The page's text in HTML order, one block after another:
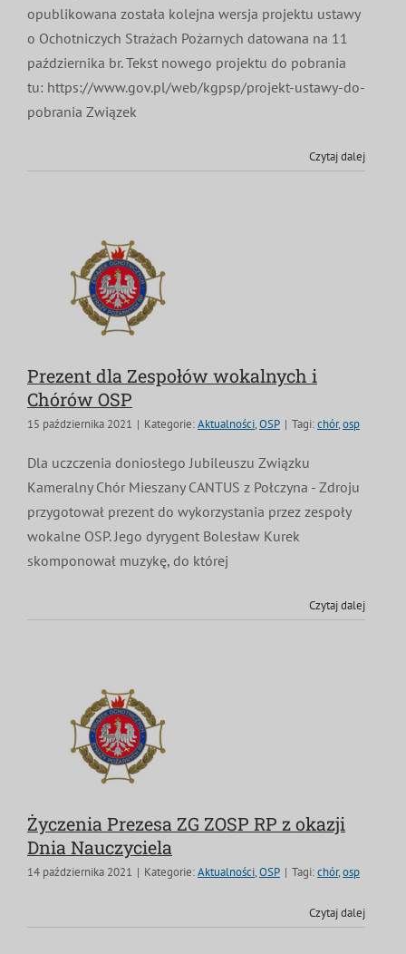
opublikowana została kolejna wersja projektu ustawy
o Ochotniczych Strażach Pożarnych datowana na 11
października br. Tekst nowego projektu do pobrania
tu: https://www.gov.pl/web/kgpsp/projekt-ustawy-do-
pobrania Związek
Czytaj dalej
Prezent dla Zespołów wokalnych i
Chórów OSP
15 października 2021 | Kategorie:Aktualności,OSP | Tagi:chór,osp
Dla uczczenia doniosłego Jubileuszu Związku
Kameralny Chór Mieszany CANTUS z Połczyna - Zdroju
przygotował prezent do wykorzystania przez zespoły
wokalne OSP. Jego dyrygent Bolesław Kurek
skomponował muzykę, do której
Czytaj dalej
Życzenia Prezesa ZG ZOSP RP z okazji
Dnia Nauczyciela
14 października 2021 | Kategorie:Aktualności,OSP | Tagi:chór,osp
Czytaj dalej